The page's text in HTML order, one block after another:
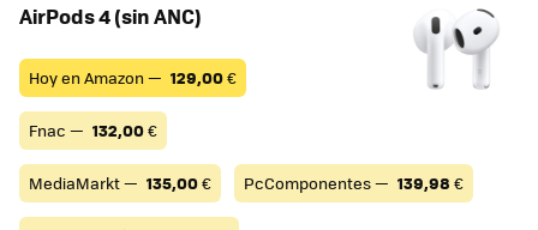
AirPods 4 (sin ANC)
Hoy en Amazon — 129,00€
Fnac — 132,00€
MediaMarkt — 135,00€ PcComponentes — 139,98 €